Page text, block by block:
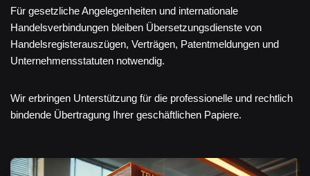
Für gesetzliche Angelegenheiten und internationale
Handelsverbindungen bleiben Übersetzungsdienste von
Handelsregisterauszügen, Verträgen, Patentmeldungen und
Unternehmensstatuten notwendig.
Wir erbringen Unterstützung für die professionelle und rechtlich
bindende Übertragung Ihrer geschäftlichen Papiere.